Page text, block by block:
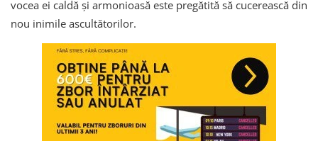
vocea ei caldă și armonioasă este pregătită să cucerească din
nou inimile ascultătorilor.